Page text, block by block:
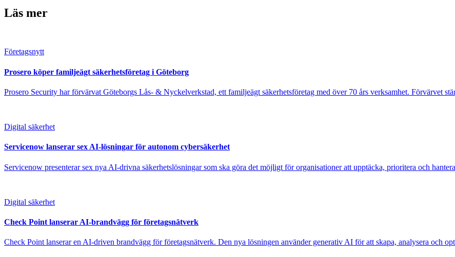
Läs mer
Företagsnytt
Prosero köper familjeägt säkerhetsföretag i Göteborg
Prosero Security har förvärvat Göteborgs Lås- & Nyckelverkstad, ett familjeägt säkerhetsföretag med över 70 års verksamhet. Förvärvet
Digital säkerhet
Servicenow lanserar sex AI-lösningar för autonom cybersäkerhet
Servicenow presenterar sex nya AI-drivna säkerhetslösningar som ska göra det möjligt för organisationer att upptäcka, prioritera och
Digital säkerhet
Check Point lanserar AI-brandvägg för företagsnätverk
Check Point lanserar en AI-driven brandvägg för företagsnätverk. Den nya lösningen använder generativ AI för att skapa, analysera och